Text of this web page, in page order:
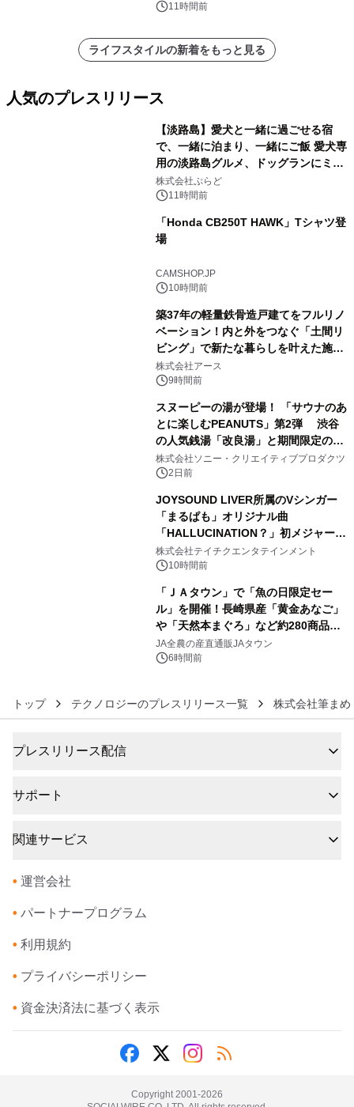
スの2施設で
11時間前
ライフスタイルの新着をもっと見る
人気のプレスリリース
【淡路島】愛犬と一緒に過ごせる宿
で、一緒に泊まり、一緒にご飯 愛犬専
用の淡路島グルメ、ドッグランにミニ
プール グランピングとトレーラーハウ
スの2施設で
株式会社ぷらど
11時間前
「Honda CB250T HAWK」Tシャツ登
場
CAMSHOP.JP
10時間前
築37年の軽量鉄骨造戸建てをフルリノ
ベーション！内と外をつなぐ「土間リ
ビング」で新たな暮らしを叶えた施工
事例を株式会社アースが公開
株式会社アース
9時間前
スヌーピーの湯が登場！ 「サウナのあ
とに楽しむPEANUTS」第2弾 渋谷
の人気銭湯「改良湯」と期間限定のコ
ラボレーション サウナイキタイコラ
ボグッズも発売決定！
株式会社ソニー・クリエイティブプロダクツ
2日前
JOYSOUND LIVER所属のVシンガー
「まるぱも」オリジナル曲
「HALLUCINATION？」初メジャー配
信リリース決定！
株式会社テイチクエンタテインメント
10時間前
「ＪＡタウン」で「魚の日限定セー
ル」を開催！長崎県産「黄金あなご」
や「天然本まぐろ」など約280商品を
販売！～毎月１０日の定例企画～
JA全農の産直通販JAタウン
6時間前
トップ テクノロジーのプレスリリース一覧 株式会社筆まめ
プレスリリース配信
サポート
関連サービス
• 運営会社
• パートナープログラム
• 利用規約
• プライバシーポリシー
• 資金決済法に基づく表示
Copyright 2001-2026